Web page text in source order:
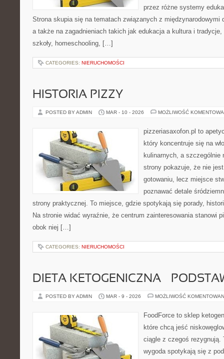
przez różne systemy
Strona skupia się na tematach związanych z międzynarodowymi
a także na zagadnieniach takich jak edukacja a kultura i
szkoły, homeschooling, […]
CATEGORIES: NIERUCHOMOŚCI
HISTORIA PIZZY
POSTED BY ADMIN MAR - 10 - 2026 MOŻLIWOŚĆ
pizzeriasaxofon.pl to
który koncentruje się na
kulinarnych, a
strony pokazuje, że nie
gotowaniu, lecz miejsce
poznawać detale
strony praktycznej. To miejsce, gdzie spotykają się porady,
Na stronie widać wyraźnie, że centrum zainteresowania stanowi
obok niej […]
CATEGORIES: NIERUCHOMOŚCI
DIETA KETOGENICZNA –
POSTED BY ADMIN MAR - 9 - 2026 MOŻLIWOŚĆ
FoodForce to sklep
które chcą jeść
ciągle z czegoś rezygnują.
wygoda spotykają się z